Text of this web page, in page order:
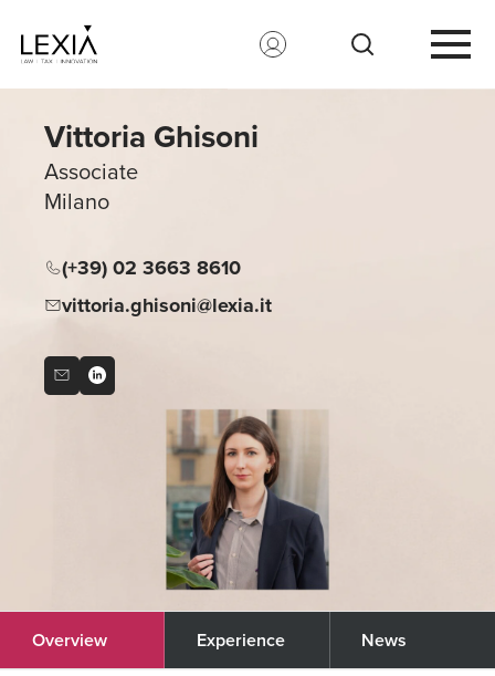
Search for:
Vittoria Ghisoni
Associate
Milano
(+39) 02 3663 8610
vittoria.ghisoni@lexia.it
Overview Experience News